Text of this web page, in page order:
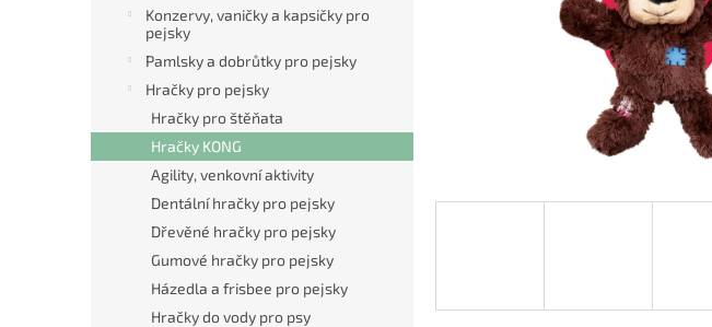
Konzervy, vaničky a kapsičky pro
pejsky
Pamlsky a dobrůtky pro pejsky
Hračky pro pejsky
Hračky pro štěňata
Hračky KONG
Agility, venkovní aktivity
Dentální hračky pro pejsky
Dřevěné hračky pro pejsky
Gumové hračky pro pejsky
Házedla a frisbee pro pejsky
Hračky do vody pro psy